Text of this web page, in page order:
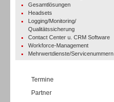
Gesamtlösungen
Headsets
Logging/Monitoring/
Qualitätssicherung
Contact Center u. CRM Software
Workforce-Management
Mehrwertdienste/Servicenummern
Termine
Partner